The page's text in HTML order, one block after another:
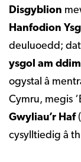
Disgyblion
Hanfodion
deuluoedd;
ysgol am
ogystal â
Cymru, megis
Gwyliau’r Haf
cysylltiedig â